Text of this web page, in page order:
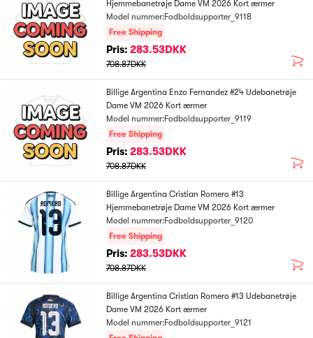
Hjemmebanetrøje Dame VM 2026 Kort ærmer
Model nummer:Fodboldsupporter_9118
Free Shipping
Pris: 283.53DKK
708.87DKK
Billige Argentina Enzo Fernandez #24 Udebanetrøje
Dame VM 2026 Kort ærmer
Model nummer:Fodboldsupporter_9119
Free Shipping
Pris: 283.53DKK
708.87DKK
Billige Argentina Cristian Romero #13
Hjemmebanetrøje Dame VM 2026 Kort ærmer
Model nummer:Fodboldsupporter_9120
Free Shipping
Pris: 283.53DKK
708.87DKK
Billige Argentina Cristian Romero #13 Udebanetrøje
Dame VM 2026 Kort ærmer
Model nummer:Fodboldsupporter_9121